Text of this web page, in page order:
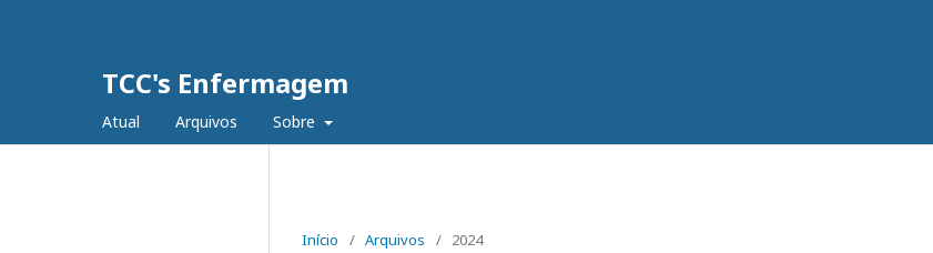
TCC's Enfermagem
Atual Arquivos Sobre
Início / Arquivos / 2024